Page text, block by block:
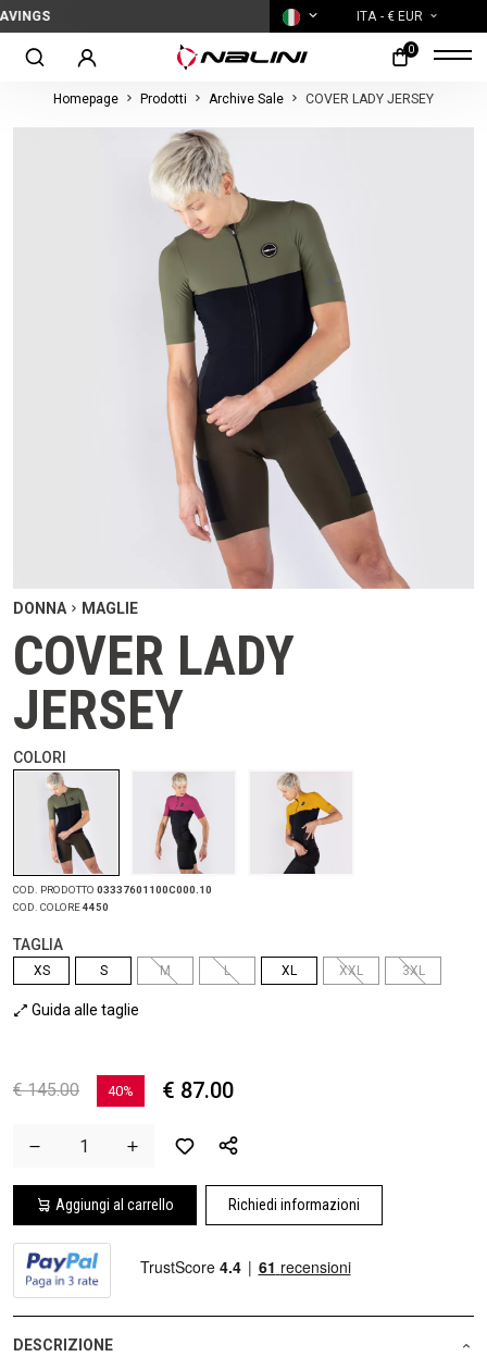
ITA - € EUR
0
Homepage Prodotti Archive Sale COVER LADY JERSEY
DONNA MAGLIE
COVER LADY
JERSEY
COLORI
COD. PRODOTTO 03337601100C000.10
COD. COLORE4450
TAGLIA
XS S M L XL XXL 3XL
Guida alle taglie
€ 145.00 40% € 87.00
Aggiungi al carrello Richiedi informazioni
DESCRIZIONE